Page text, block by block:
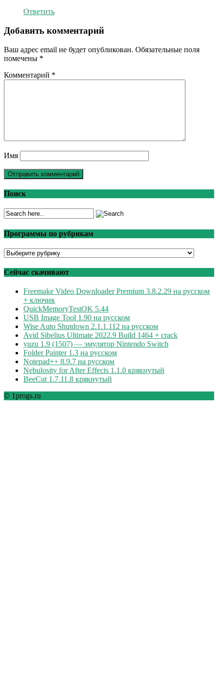
Ответить
Добавить комментарий
Ваш адрес email не будет опубликован. Обязательные поля
помечены *
Комментарий *
Имя
Поиск
Программы по рубрикам
Программы
рубрикам
Сейчас скачивают
Freemake Video Downloader Premium 3.8.2.29 на русском
+ ключик
QuickMemoryTestOK 5.44
USB Image Tool 1.90 на русском
Wise Auto Shutdown 2.1.1.112 на русском
Avid Sibelius Ultimate 2022.9 Build 1464 + crack
yuzu 1.9 (1507) — эмулятор Nintendo Switch
Folder Painter 1.3 на русском
Notepad++ 8.9.7 на русском
Nebulosity for After Effects 1.1.0 крякнутый
BeeCut 1.7.11.8 крякнутый
© 1progs.ru